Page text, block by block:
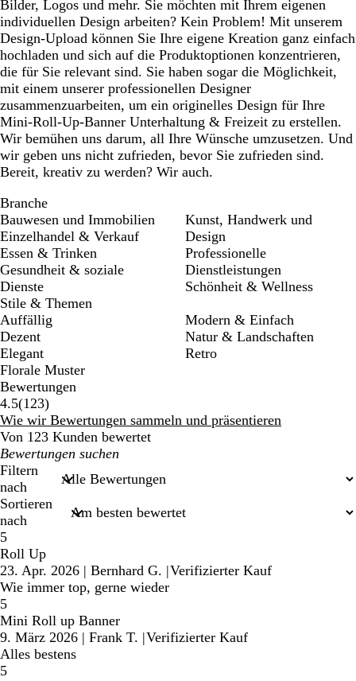
Bilder, Logos und mehr. Sie möchten mit Ihrem eigenen
individuellen Design arbeiten? Kein Problem! Mit unserem
Design-Upload können Sie Ihre eigene Kreation ganz einfach
hochladen und sich auf die Produktoptionen konzentrieren,
die für Sie relevant sind. Sie haben sogar die Möglichkeit,
mit einem unserer professionellen Designer
zusammenzuarbeiten, um ein originelles Design für Ihre
Mini-Roll-Up-Banner Unterhaltung & Freizeit zu erstellen.
Wir bemühen uns darum, all Ihre Wünsche umzusetzen. Und
wir geben uns nicht zufrieden, bevor Sie zufrieden sind.
Bereit, kreativ zu werden? Wir auch.
Branche
Bauwesen und Immobilien
Einzelhandel & Verkauf
Essen & Trinken
Gesundheit & soziale
Dienste
Kunst, Handwerk und
Design
Professionelle
Dienstleistungen
Schönheit & Wellness
Stile & Themen
Auffällig
Dezent
Elegant
Florale Muster
Modern & Einfach
Natur & Landschaften
Retro
Bewertungen
4.5(123123
Bewertungen
)
Wie wir Bewertungen sammeln und präsentieren
Von 123 Kunden bewertet
Meine
Sucheingaben
Filtern
nach
Sortieren
nach
5
Roll Up
23. Apr. 2026 | Bernhard G. |Verifizierter Kauf
Wie immer top, gerne wieder
5
Mini Roll up Banner
9. März 2026 | Frank T. |Verifizierter Kauf
Alles bestens
5